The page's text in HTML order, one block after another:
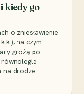
kiedy go
o zniesławienie
na czym
grożą po
na drodze